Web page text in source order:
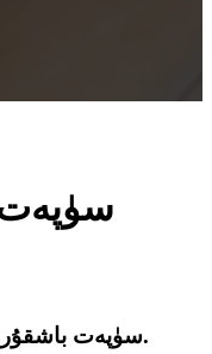
سۈپەت
ISO9001 سۈپەت باشقۇرۇش سىستېمىسى.